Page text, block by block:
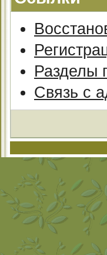
Разделы
Связь с